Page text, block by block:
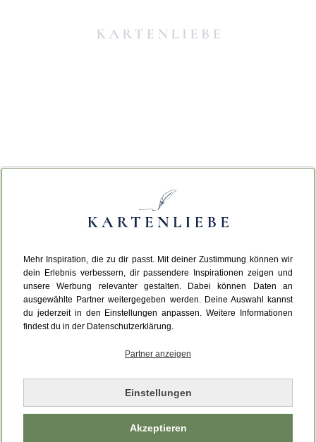
Mehr Inspiration, die zu dir passt. Mit deiner Zustimmung können wir
dein Erlebnis verbessern, dir passendere Inspirationen zeigen und
unsere Werbung relevanter gestalten. Dabei können Daten an
ausgewählte Partner weitergegeben werden. Deine Auswahl kannst
du jederzeit in den Einstellungen anpassen. Weitere Informationen
findest du in der Datenschutzerklärung.
Partner anzeigen
Einstellungen
Akzeptieren
Da ist etwas schiefgelaufen.
Leider ist ein technischer Fehler aufgetreten.
Bitte laden Sie die Seite neu.